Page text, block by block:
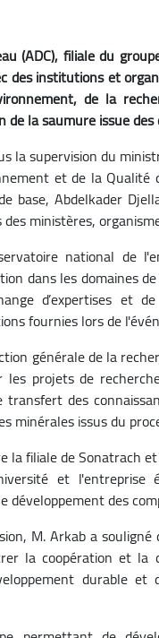
(ADC), filiale du
des institutions et
de la
la saumure issue
la supervision du
et de la
base, Abdelkader
ministères,
national de
dans les domaines
d’expertises et
fournies lors de
générale de la
projets de
des
minérales issus du
filiale de Sonatrach
et l'entreprise
développement des
M. Arkab a
la coopération et
durable